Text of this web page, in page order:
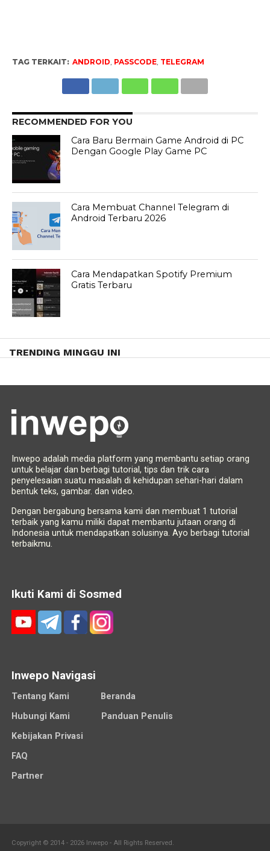
TAG TERKAIT: ANDROID PASSCODE, TELEGRAM
RECOMMENDED FOR YOU
Cara Baru Bermain Game Android di PC
Dengan Google Play Game PC
Cara Membuat Channel Telegram di
Android Terbaru 2026
Cara Mendapatkan Spotify Premium
Gratis Terbaru
TRENDING MINGGU INI
Inwepo adalah media platform yang membantu setiap orang
untuk belajar dan berbagi tutorial, tips dan trik cara
penyelesaian suatu masalah di kehidupan sehari-hari dalam
bentuk teks, gambar. dan video.
Dengan bergabung bersama kami dan membuat 1 tutorial
terbaik yang kamu miliki dapat membantu jutaan orang di
Indonesia untuk mendapatkan solusinya. Ayo berbagi tutorial
terbaikmu.
Ikuti Kami di Sosmed
Inwepo Navigasi
Tentang Kami
Beranda
Hubungi Kami
Panduan Penulis
Kebijakan Privasi
FAQ
Partner
Copyright © 2014 - 2026 Inwepo - All Rights Reserved.